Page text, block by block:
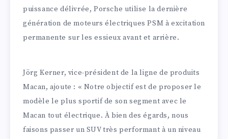
puissance délivrée, Porsche utilise la dernière
génération de moteurs électriques PSM à excitation
permanente sur les essieux avant et arrière.
Jörg Kerner, vice-président de la ligne de produits
Macan, ajoute : « Notre objectif est de proposer le
modèle le plus sportif de son segment avec le
Macan tout électrique. À bien des égards, nous
faisons passer un SUV très performant à un niveau